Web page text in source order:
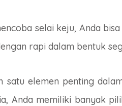
selai keju, Anda
rapi dalam bentuk
satu elemen penting
Anda memiliki banyak